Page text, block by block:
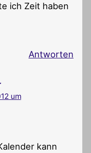
ich Zeit haben
Antworten
um
kann